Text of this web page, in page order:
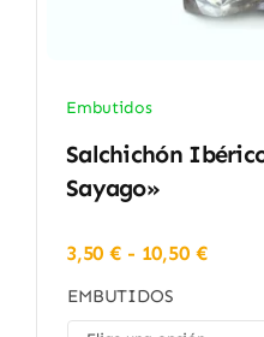
Embutidos
Salchichón
Sayago»
3,50€ - 10,50 €Rango
desde
EMBUTIDOS